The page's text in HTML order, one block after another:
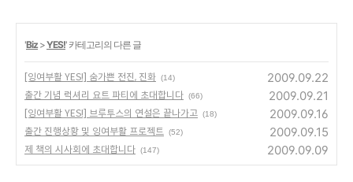
'Biz >YES!' 카테고리의 다른 글
[잉여부활 YES!] 숨가쁜 전진, 진화 (14) 2009.09.22
출간 기념 럭셔리 요트 파티에 초대합니다 (66) 2009.09.21
[잉여부활 YES!] 브루투스의 연설은 끝나가고 (18) 2009.09.16
출간 진행상황 및 잉여부활 프로젝트 (52) 2009.09.15
제 책의 시사회에 초대합니다 (147) 2009.09.09